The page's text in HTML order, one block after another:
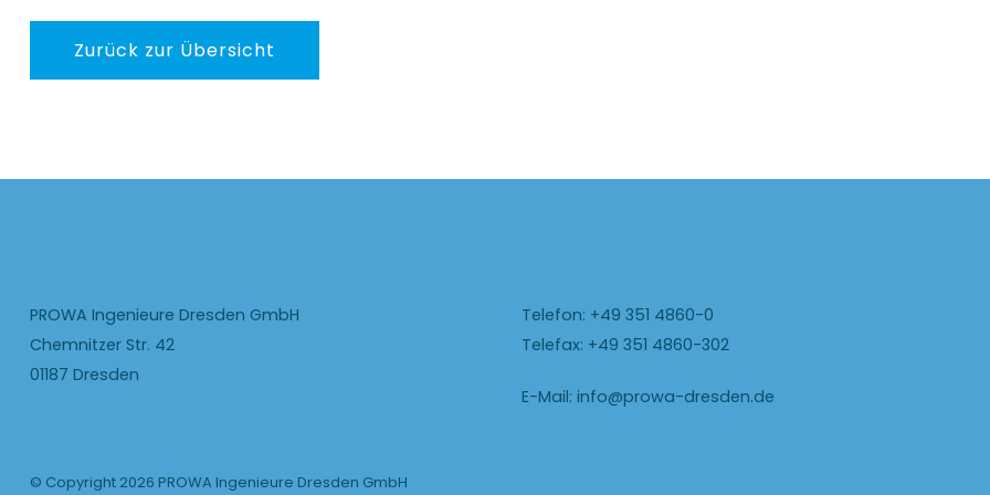
Zurück zur Übersicht
PROWA Ingenieure Dresden GmbH
Chemnitzer Str. 42
01187 Dresden
Telefon: +49 351 4860-0
Telefax: +49 351 4860-302
E-Mail:info@prowa-dresden.de
© Copyright 2026 PROWA Ingenieure Dresden GmbH